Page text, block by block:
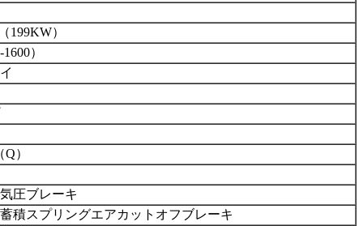
（199KW）
1600）
）
圧ブレーキ
積スプリングエアカットオフブレーキ